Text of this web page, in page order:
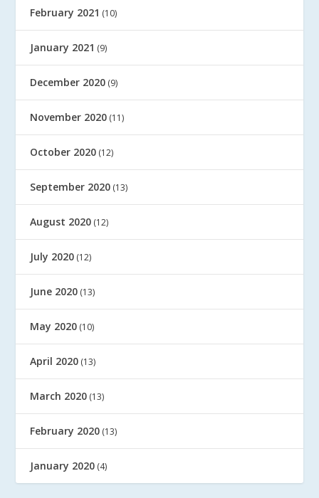
February 2021 (10)
January 2021 (9)
December 2020 (9)
November 2020 (11)
October 2020 (12)
September 2020 (13)
August 2020 (12)
July 2020 (12)
June 2020 (13)
May 2020 (10)
April 2020 (13)
March 2020 (13)
February 2020 (13)
January 2020 (4)